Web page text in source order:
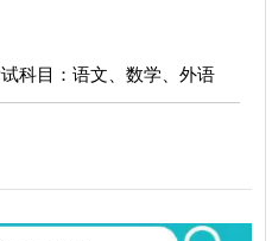
科目：语文、数学、外语